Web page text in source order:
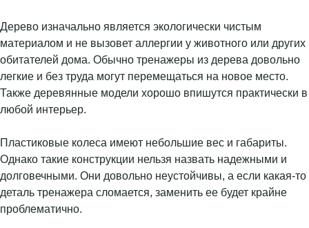
Дерево изначально является экологически чистым
материалом и не вызовет аллергии у животного или других
обитателей дома. Обычно тренажеры из дерева довольно
легкие и без труда могут перемещаться на новое место.
Также деревянные модели хорошо впишутся практически в
любой интерьер.
Пластиковые колеса имеют небольшие вес и габариты.
Однако такие конструкции нельзя назвать надежными и
долговечными. Они довольно неустойчивы, а если какая-то
деталь тренажера сломается, заменить ее будет крайне
проблематично.